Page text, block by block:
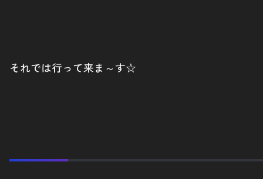
それでは行って来ま～す☆